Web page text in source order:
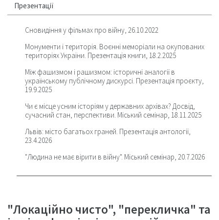
Презентації
Сновидіння у фільмах про війну, 26.10.2022
Монументи і територія. Воєнні меморіали на окупованих
територіях України. Презентація книги, 18.2.2025
Між фашизмом і рашизмом: історичні аналогії в
українському публічному дискурсі. Презентація проєкту,
19.9.2025
Чи є місце усним історіям у державних архівах? Досвід,
сучасний стан, перспективи. Міський семінар, 18.11.2025
Львів: місто багатьох граней. Презентація антології,
23.4.2026
"Людина не має вірити в війну". Міський семінар, 20.7.2026
"Локаційно чисто", "перекличка" та